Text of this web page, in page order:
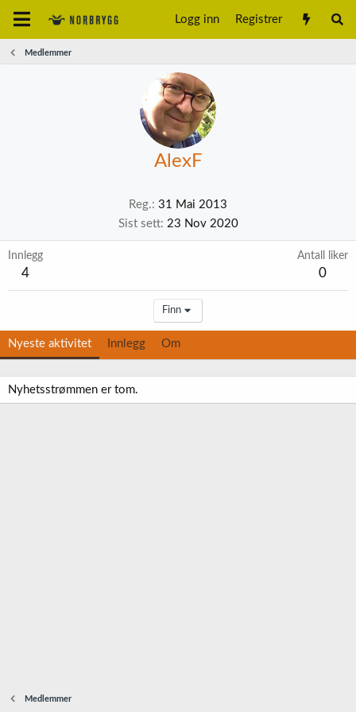
Logg inn Registrer
Medlemmer
AlexF
Reg. 31 Mai 2013
Sist sett 23 Nov 2020
Innlegg
4
Antall liker
0
Finn
Nyeste aktivitet Innlegg Om
Nyhetsstrømmen er tom.
Medlemmer